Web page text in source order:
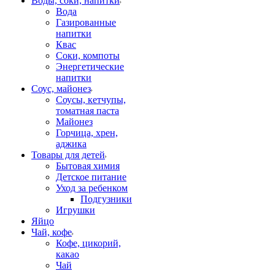
Вода
Газированные
напитки
Квас
Соки, компоты
Энергетические
напитки
Соус, майонез
Соусы, кетчупы,
томатная паста
Майонез
Горчица, хрен,
аджика
Товары для детей
Бытовая химия
Детское питание
Уход за ребенком
Подгузники
Игрушки
Яйцо
Чай, кофе
Кофе, цикорий,
какао
Чай